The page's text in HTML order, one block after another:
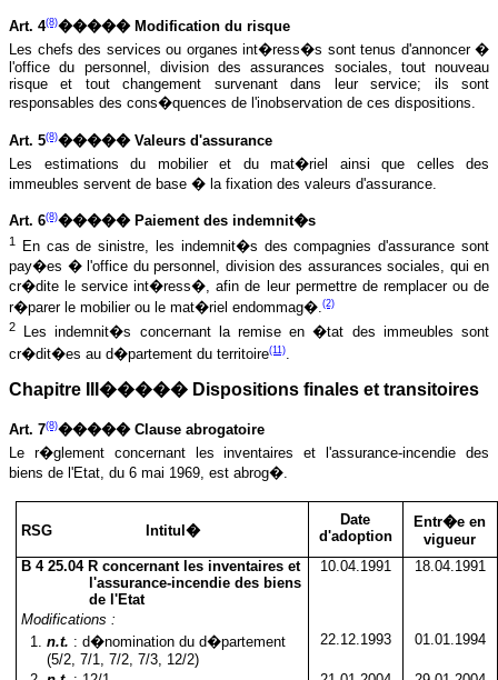
Art. 4(8)����� Modification du risque
Les chefs des services ou organes int�ress�s sont tenus d'annoncer �
l'office du personnel, division des assurances sociales, tout nouveau
risque et tout changement survenant dans leur service; ils sont
responsables des cons�quences de l'inobservation de ces dispositions.
Art. 5(8)����� Valeurs d'assurance
Les estimations du mobilier et du mat�riel ainsi que celles des
immeubles servent de base � la fixation des valeurs d'assurance.
Art. 6(8)����� Paiement des indemnit�s
1
En cas de sinistre, les indemnit�s des compagnies d'assurance sont
pay�es � l'office du personnel, division des assurances sociales, qui en
cr�dite le service int�ress�, afin de leur permettre de remplacer ou de
r�parer le mobilier ou le mat�riel endommag�.(2)
2
Les indemnit�s concernant la remise en �tat des immeubles sont
cr�dit�es au d�partement du territoire(11)
Chapitre III����� Dispositions finales et transitoires
Art. 7(8)����� Clause abrogatoire
Le r�glement concernant les inventaires et l'assurance-incendie des
biens de l'Etat, du 6 mai 1969, est abrog�.
RSG Intitul�
Date
d'adoption
Entr�e en
vigueur
B 4 25.04 R concernant les inventaires et
l'assurance-incendie des biens
de l'Etat
10.04.1991 18.04.1991
Modifications :
1.n.t. : d�nomination du d�partement
(5/2, 7/1, 7/2, 7/3, 12/2)
22.12.1993 01.01.1994